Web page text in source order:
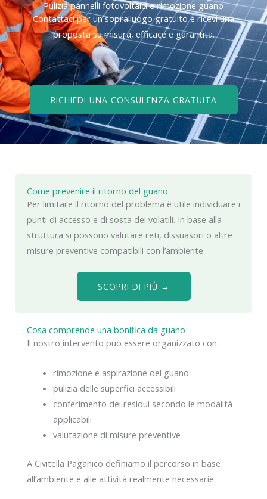
Pulizia pannelli fotovoltaici e rimozione guano
Contattaci per un sopralluogo gratuito e ricevi una
proposta su misura, efficace e garantita.
RICHIEDI UNA CONSULENZA GRATUITA
Cosa comprende una bonifica da guano
Il nostro intervento può essere organizzato con:
rimozione e aspirazione del guano
pulizia delle superfici accessibili
conferimento dei residui secondo le modalità
applicabili
valutazione di misure preventive
A Civitella Paganico definiamo il percorso in base
all’ambiente e alle attività realmente necessarie.
Come prevenire il ritorno del guano
Per limitare il ritorno del problema è utile individuare i
punti di accesso e di sosta dei volatili. In base alla
struttura si possono valutare reti, dissuasori o altre
misure preventive compatibili con l’ambiente.
SCOPRI DI PIÙ →